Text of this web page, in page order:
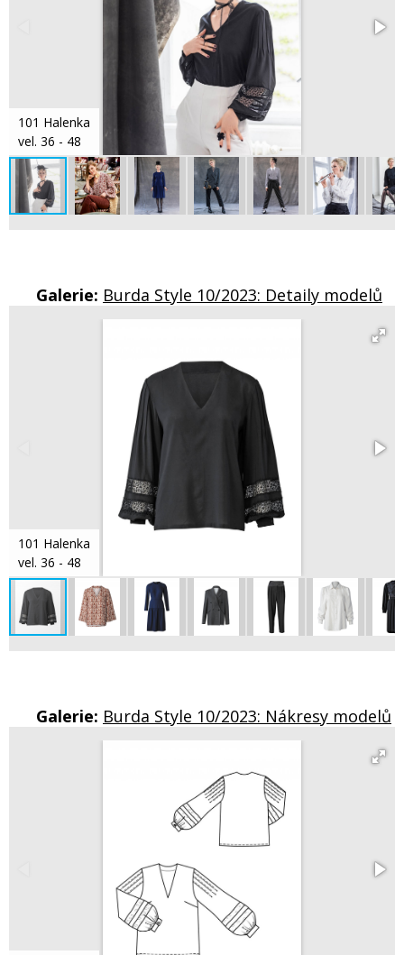
101 Halenka
vel. 36 - 48
Galerie: Burda Style 10/2023: Detaily modelů
101 Halenka
vel. 36 - 48
Galerie: Burda Style 10/2023: Nákresy modelů